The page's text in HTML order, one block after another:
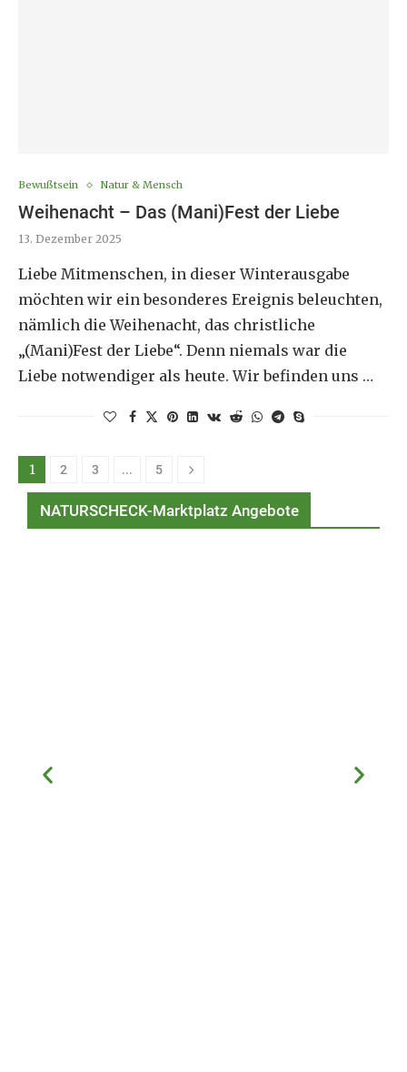
Bewußtsein Natur & Mensch
Weihenacht – Das (Mani)Fest der Liebe
13. Dezember 2025
Liebe Mitmenschen, in dieser Winterausgabe
möchten wir ein besonderes Ereignis beleuchten,
nämlich die Weihenacht, das christliche
„(Mani)Fest der Liebe“. Denn niemals war die
Liebe notwendiger als heute. Wir befinden uns …
1 2 3 … 5
NATURSCHECK-Marktplatz Angebote